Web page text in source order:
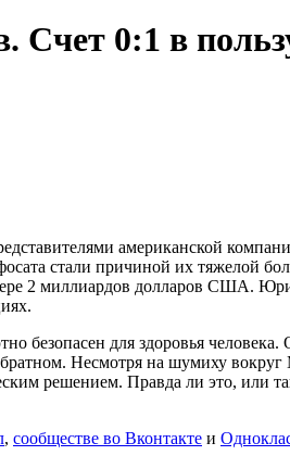
Счет 0:1 в
американской
стали причиной их тяжелой
2 миллиардов долларов США.
безопасен для здоровья
Несмотря на шумиху
решением. Правда ли это, или
, сообществе во Вконтакте и